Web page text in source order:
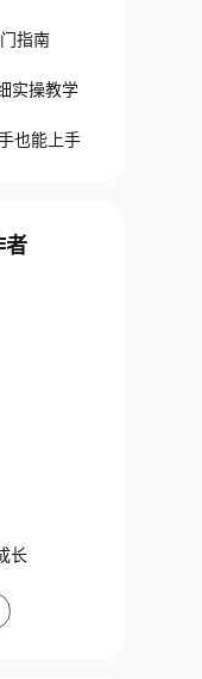
指南
实操教学
也能上手
者
长